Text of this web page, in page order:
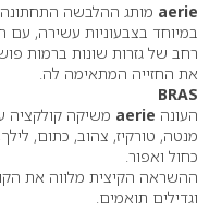
aerie מותג ההלבשה התחתונה
במיוחד בצבעוניות עשירה, עם
רחב של גזרות שונות ברמות
את החזייה המתאימה לה.
BRAS
העונה aerie משיקה קולקציה
מנטה, טורקיז, צהוב, כתום,
כחול ואפור.
ההשראה הקיצית מלווה את
וגדילים תואמים.